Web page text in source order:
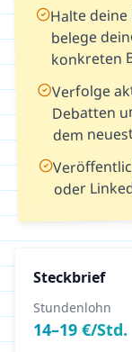
Halte
belege
konkreten
Verfolge
Debatten
dem
oder
Steckbrief
Stundenlohn
14–19 €/Std.